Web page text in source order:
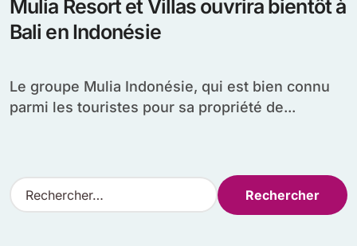
Mulia Resort et Villas ouvrira bientôt à
Bali en Indonésie
Le groupe Mulia Indonésie, qui est bien connu
parmi les touristes pour sa propriété de...
R
e